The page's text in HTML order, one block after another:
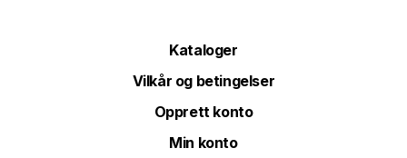
Kataloger
Vilkår og betingelser
Opprett konto
Min konto